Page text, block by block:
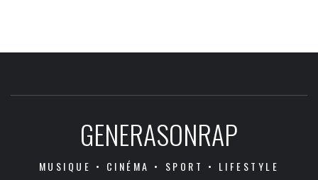
GENERASONRAP
MUSIQUE • CINÉMA • SPORT • LIFESTYLE